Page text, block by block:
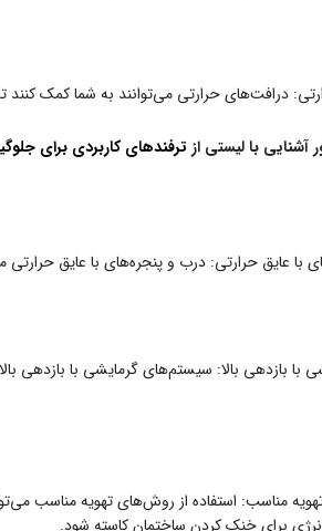
درافت‌های حرارتی می‌توانند به شما کمک کنند
آشنایی با لیستی از ترفندهای کاربردی برای
عایق حرارتی: درب و پنجره‌های با عایق حرارتی
بازدهی بالا: سیستم‌های گرمایشی با بازدهی
مناسب: استفاده از روش‌های تهویه مناسب
برای خنک کردن ساختمان کاسته شود.